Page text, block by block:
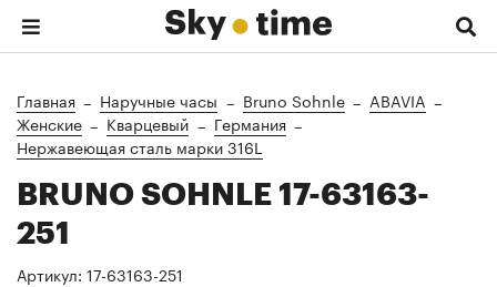
Главная Наручные часы Bruno Sohnle
ABAVIA
Женские
Кварцевый
Германия
Нержавеющая сталь марки 316L
BRUNO SOHNLE 17-63163-
251
Артикул: 17-63163-251